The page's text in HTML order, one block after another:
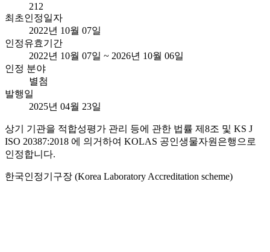
212
최초인정일자
2022년 10월 07일
인정유효기간
2022년 10월 07일 ~ 2026년 10월 06일
인정 분야
별첨
발행일
2025년 04월 23일
상기 기관을 적합성평가 관리 등에 관한 법률 제8조 및 KS J
ISO 20387:2018 에 의거하여 KOLAS 공인생물자원은행으로
인정합니다.
한국인정기구장 (Korea Laboratory Accreditation scheme)